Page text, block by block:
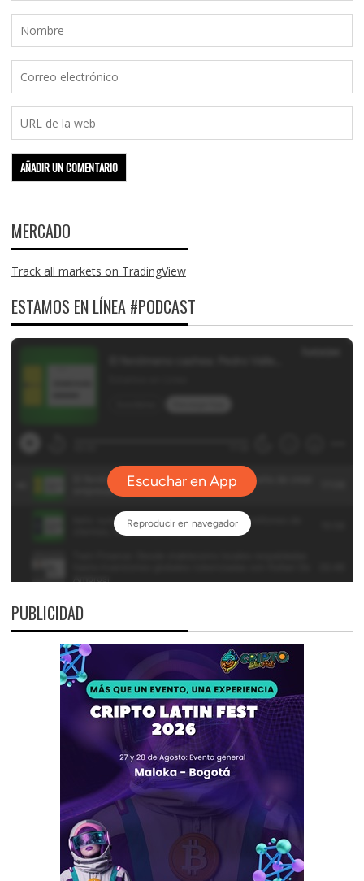
MERCADO
Track all markets on TradingView
ESTAMOS EN LÍNEA #PODCAST
PUBLICIDAD